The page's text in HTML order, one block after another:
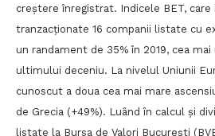
creștere înregistrat. Indicele BET, care
tranzacționate 16 companii listate cu
un randament de 35% în 2019, cea
ultimului deceniu. La nivelul Uniunii
cunoscut a doua cea mai mare
de Grecia (+49%). Luând în calcul și
listate la Bursa de Valori București